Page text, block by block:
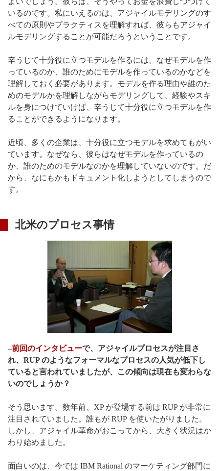
いるのです。私にいえるのは、アジャイルモデリングのす
べての原則やプラクティスを理解すれば、彼らもアジャイ
ルモデリングすることが可能だろうということです。
辛うじて十分役に立つモデルを作るには、なぜモデルを作
っているのか、誰のためにモデルを作っているのかなどを
理解しておく必要があります。モデルを作る理由や誰のた
めのモデルかを理解しながらモデリングして、経験やスキ
ルを身につけていけば、辛うじて十分役に立つモデルを作
ることができるようになります。
近頃、多くの企業は、十分役に立つモデルを求めてもがい
ています。なぜなら、彼らはなぜモデルを作っているの
か、誰のためのモデルなのかを理解していないのです。だ
から、なにもかもドキュメント化しようとしてしまうので
す。
北米のプロセス事情
–前回のインタビューで、アジャイルプロセスが注目さ
れ、RUP のようなフォーマルなプロセスの人気が低下し
ていると言われていましたが、この傾向は現在も変わらな
いのでしょうか？
そう思います。数年前、XP が登場する前は RUP が非常に
注目されていました。誰もが RUP を使いたがりました。
しかし、アジャイル革命がおこってから、大きく状況はか
わり始めました。
面白いのは、今では IBM Rational のマーケティング部門に